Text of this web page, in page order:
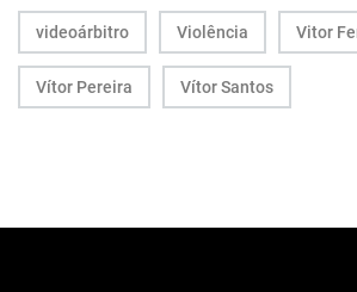
videoárbitro Violência Vitor
Vítor Pereira Vítor Santos